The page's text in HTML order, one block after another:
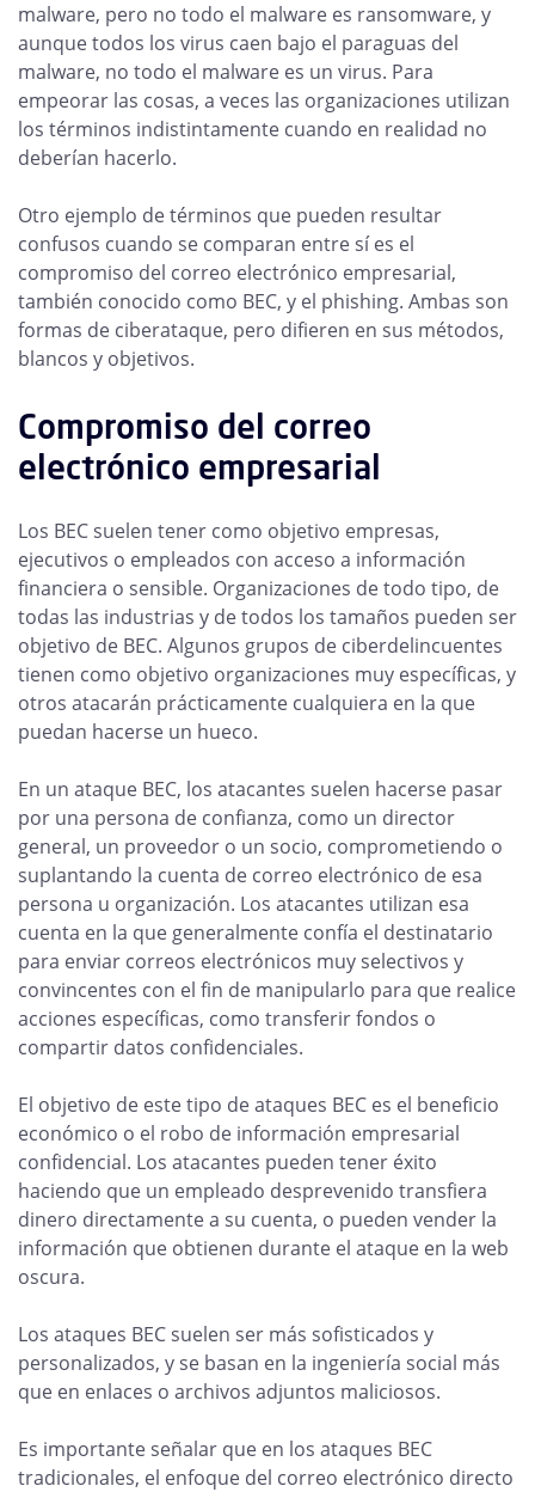
malware, pero no todo el malware es ransomware, y
aunque todos los virus caen bajo el paraguas del
malware, no todo el malware es un virus. Para
empeorar las cosas, a veces las organizaciones utilizan
los términos indistintamente cuando en realidad no
deberían hacerlo.
Otro ejemplo de términos que pueden resultar
confusos cuando se comparan entre sí es el
compromiso del correo electrónico empresarial,
también conocido como BEC, y el phishing. Ambas son
formas de ciberataque, pero difieren en sus métodos,
blancos y objetivos.
Compromiso del correo
electrónico empresarial
Los BEC suelen tener como objetivo empresas,
ejecutivos o empleados con acceso a información
financiera o sensible. Organizaciones de todo tipo, de
todas las industrias y de todos los tamaños pueden ser
objetivo de BEC. Algunos grupos de ciberdelincuentes
tienen como objetivo organizaciones muy específicas, y
otros atacarán prácticamente cualquiera en la que
puedan hacerse un hueco.
En un ataque BEC, los atacantes suelen hacerse pasar
por una persona de confianza, como un director
general, un proveedor o un socio, comprometiendo o
suplantando la cuenta de correo electrónico de esa
persona u organización. Los atacantes utilizan esa
cuenta en la que generalmente confía el destinatario
para enviar correos electrónicos muy selectivos y
convincentes con el fin de manipularlo para que realice
acciones específicas, como transferir fondos o
compartir datos confidenciales.
El objetivo de este tipo de ataques BEC es el beneficio
económico o el robo de información empresarial
confidencial. Los atacantes pueden tener éxito
haciendo que un empleado desprevenido transfiera
dinero directamente a su cuenta, o pueden vender la
información que obtienen durante el ataque en la web
oscura.
Los ataques BEC suelen ser más sofisticados y
personalizados, y se basan en la ingeniería social más
que en enlaces o archivos adjuntos maliciosos.
Es importante señalar que en los ataques BEC
tradicionales, el enfoque del correo electrónico directo